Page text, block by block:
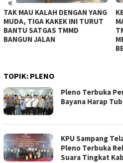
TAK MAU KALAH DENGAN YANG
MUDA, TIGA KAKEK INI TURUT
BANTU SATGAS TMMD
BANGUN JALAN
TOPIK: PLENO
Pleno Terbuka
Bayana Harap
KPU Sampang
Pleno Terbuka
Suara Tingkat